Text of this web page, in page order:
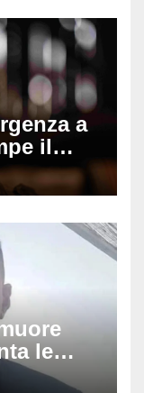
a
il
in
cosa
le
era